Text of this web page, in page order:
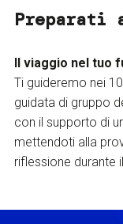
Preparati
Il viaggio nel tuo
Ti guideremo nei
guidata di gruppo
con il supporto di
mettendoti alla
riflessione durante